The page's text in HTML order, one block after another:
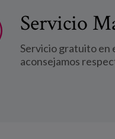
Servicio
Servicio gratuito en
aconsejamos